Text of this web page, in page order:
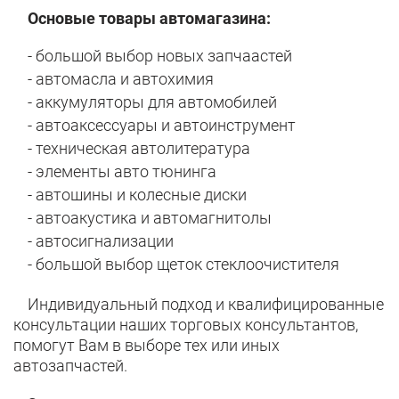
Основые товары автомагазина:
- большой выбор новых запчаастей
- автомасла и автохимия
- аккумуляторы для автомобилей
- автоаксессуары и автоинструмент
- техническая автолитература
- элементы авто тюнинга
- автошины и колесные диски
- автоакустика и автомагнитолы
- автосигнализации
- большой выбор щеток стеклоочистителя
Индивидуальный подход и квалифицированные
консультации наших торговых консультантов,
помогут Вам в выборе тех или иных
автозапчастей.